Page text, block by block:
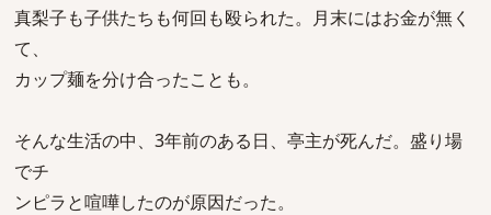
真梨子も子供たちも何回も殴られた。月末にはお金が無く
て、
カップ麺を分け合ったことも。
そんな生活の中、3年前のある日、亭主が死んだ。盛り場
でチ
ンピラと喧嘩したのが原因だった。